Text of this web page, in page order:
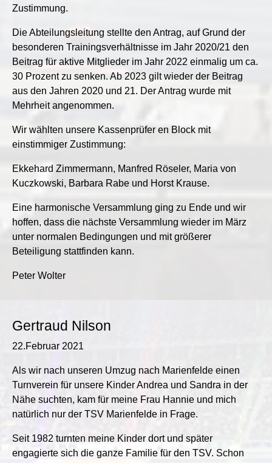
Zustimmung.
Die Abteilungsleitung stellte den Antrag, auf Grund der
besonderen Trainingsverhältnisse im Jahr 2020/21 den
Beitrag für aktive Mitglieder im Jahr 2022 einmalig um ca.
30 Prozent zu senken. Ab 2023 gilt wieder der Beitrag
aus den Jahren 2020 und 21. Der Antrag wurde mit
Mehrheit angenommen.
Wir wählten unsere Kassenprüfer en Block mit
einstimmiger Zustimmung:
Ekkehard Zimmermann, Manfred Röseler, Maria von
Kuczkowski, Barbara Rabe und Horst Krause.
Eine harmonische Versammlung ging zu Ende und wir
hoffen, dass die nächste Versammlung wieder im März
unter normalen Bedingungen und mit größerer
Beteiligung stattfinden kann.
Peter Wolter
Gertraud Nilson
22.Februar 2021
Als wir nach unseren Umzug nach Marienfelde einen
Turnverein für unsere Kinder Andrea und Sandra in der
Nähe suchten, kam für meine Frau Hannie und mich
natürlich nur der TSV Marienfelde in Frage.
Seit 1982 turnten meine Kinder dort und später
engagierte sich die ganze Familie für den TSV. Schon